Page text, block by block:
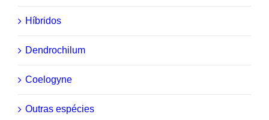
Híbridos
Dendrochilum
Coelogyne
Outras espécies